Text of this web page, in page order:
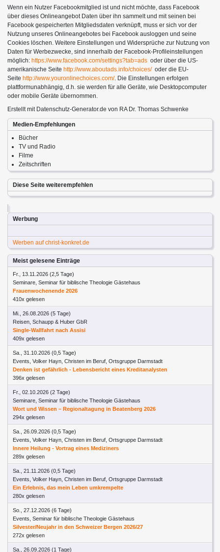
Wenn ein Nutzer Facebookmitglied ist und nicht möchte, dass Facebook
über dieses Onlineangebot Daten über ihn sammelt und mit seinen bei
Facebook gespeicherten Mitgliedsdaten verknüpft, muss er sich vor der
Nutzung unseres Onlineangebotes bei Facebook ausloggen und seine
Cookies löschen. Weitere Einstellungen und Widersprüche zur Nutzung von
Daten für Werbezwecke, sind innerhalb der Facebook-Profileinstellungen
möglich: https://www.facebook.com/settings?tab=ads oder über die US-
amerikanische Seite http://www.aboutads.info/choices/oder die EU-
Seite http://www.youronlinechoices.com/. Die Einstellungen erfolgen
plattformunabhängig, d.h. sie werden für alle Geräte, wie Desktopcomputer
oder mobile Geräte übernommen.
Erstellt mit Datenschutz-Generator.de von RA Dr. Thomas Schwenke
Medien-Empfehlungen
Bücher
TV und Radio
Filme
Zeitschriften
Diese Seite weiterempfehlen
Werbung
Werben auf christ-konkret.de
Meist gelesene Einträge
Fr., 13.11.2026 (2,5 Tage)
Seminare, Seminar für biblische Theologie Gästehaus
Frauenwochenende 2026
410x gelesen
Mi., 26.08.2026 (5 Tage)
Reisen, Schaupp & Huber GbR
Single-Wallfahrt nach Assisi
409x gelesen
Sa., 31.10.2026 (0,5 Tage)
Events, Volker Hayn, Christen im Beruf, Ortsgruppe Darmstadt
Denken ist gefährlich - Lebensbericht eines Kreditanalysten
396x gelesen
Fr., 02.10.2026 (2 Tage)
Seminare, Seminar für biblische Theologie Gästehaus
Wort und Wissen – Regionaltagung in Beatenberg 2026
294x gelesen
Sa., 26.09.2026 (0,5 Tage)
Events, Volker Hayn, Christen im Beruf, Ortsgruppe Darmstadt
Innere Heilung - Vortrag eines Mediziners
289x gelesen
Sa., 21.11.2026 (0,5 Tage)
Events, Volker Hayn, Christen im Beruf, Ortsgruppe Darmstadt
Ein Erlebnis, das mein Leben umkrempelte
280x gelesen
So., 27.12.2026 (6 Tage)
Events, Seminar für biblische Theologie Gästehaus
Silvester/Neujahr in den Schweizer Bergen 2026/27
272x gelesen
Sa., 26.09.2026 (1 Tage)